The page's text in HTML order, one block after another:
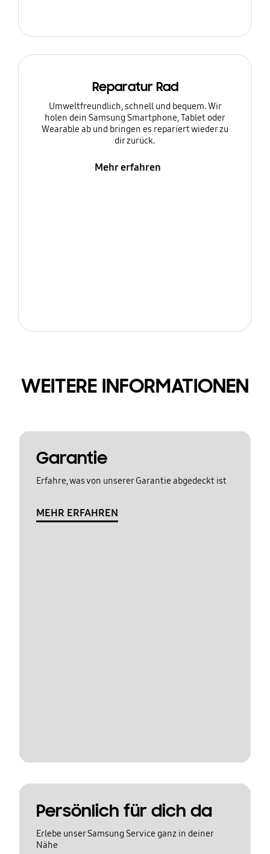
Reparatur Rad
Umweltfreundlich, schnell und bequem. Wir
holen dein Samsung Smartphone, Tablet oder
Wearable ab und bringen es repariert wieder zu
dir zurück.
Mehr erfahren
WEITERE INFORMATIONEN
Garantie
Erfahre, was von unserer Garantie abgedeckt ist
MEHR ERFAHREN
Persönlich für dich da
Erlebe unser Samsung Service ganz in deiner
Nähe